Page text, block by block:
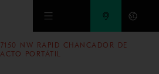
principal
PORTÁTILES NORDWHEELER
NW RAPID CHANCADOR DE
PORTÁTIL